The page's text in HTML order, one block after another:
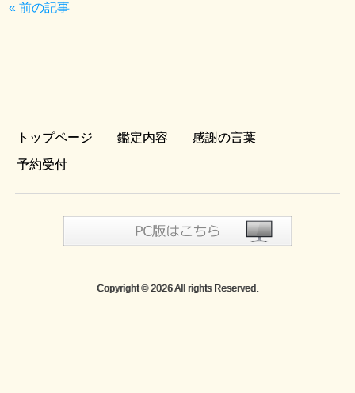
« 前の記事
トップページ 鑑定内容 感謝の言葉
予約受付
Copyright © 2026 All rights Reserved.